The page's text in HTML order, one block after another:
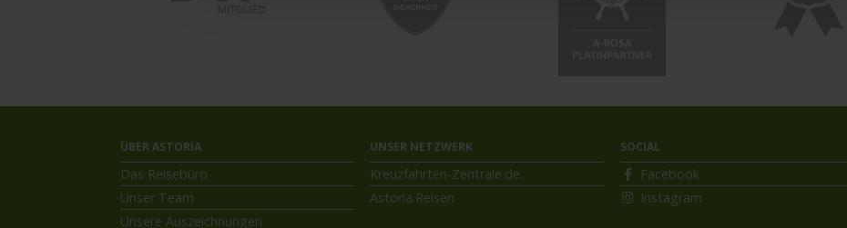
ÜBER ASTORIA
Das Reisebüro
Unser Team
Unsere Auszeichnungen
UNSER NETZWERK
Kreuzfahrten-Zentrale.de
Astoria.Reisen
SOCIAL
Facebook
Instagram